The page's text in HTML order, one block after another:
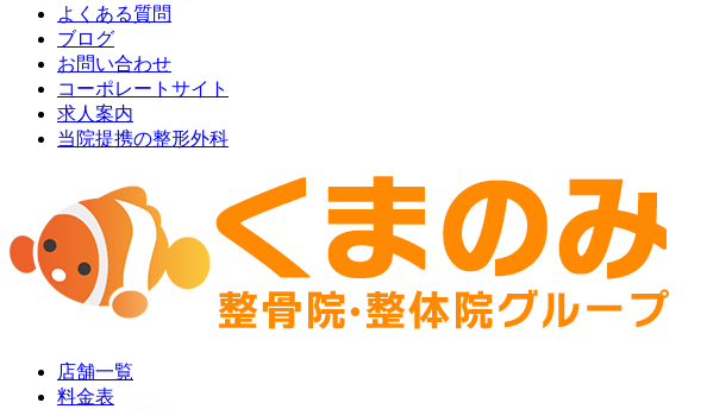
よくある質問
ブログ
お問い合わせ
コーポレートサイト
求人案内
当院提携の整形外科
店舗一覧
料金表